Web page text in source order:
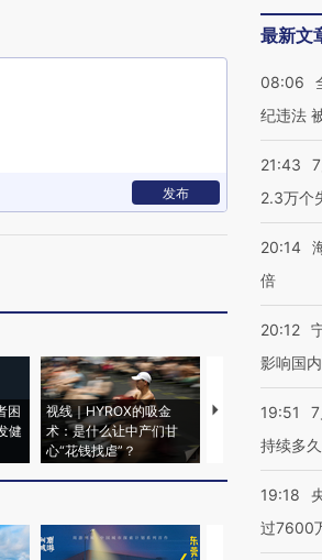
发布
困
健
视线｜HYROX的吸金
术：是什么让中产们甘
心“花钱找虐”？
马航飞行员跨国
最新文
08:06
纪违法
21:43
2.3万个
20:14
倍
20:12
影响国
19:51
持续多久
19:18
过7600